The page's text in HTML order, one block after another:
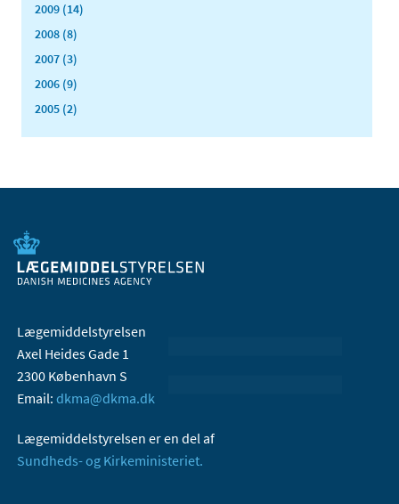
2009 (14)
2008 (8)
2007 (3)
2006 (9)
2005 (2)
Lægemiddelstyrelsen
Axel Heides Gade 1
2300 København S
Email: dkma@dkma.dk
Lægemiddelstyrelsen er en del af
Sundheds- og Kirkeministeriet.